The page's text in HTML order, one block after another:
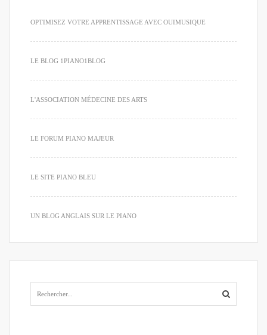
OPTIMISEZ VOTRE APPRENTISSAGE AVEC OUIMUSIQUE
LE BLOG 1PIANO1BLOG
L'ASSOCIATION MÉDECINE DES ARTS
LE FORUM PIANO MAJEUR
LE SITE PIANO BLEU
UN BLOG ANGLAIS SUR LE PIANO